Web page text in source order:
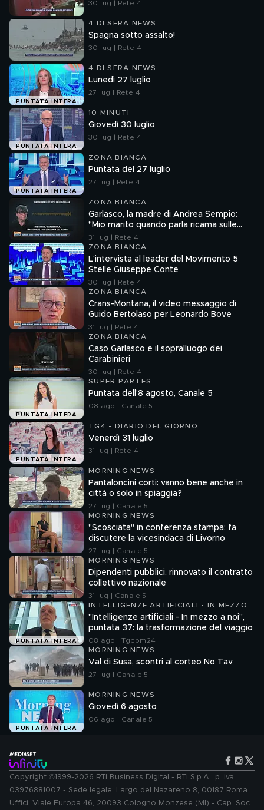
30 lug | Rete 4
4 DI SERA NEWS
Spagna sotto assalto!
30 lug | Rete 4
PUNTATA INTERA
4 DI SERA NEWS
Lunedì 27 luglio
27 lug | Rete 4
PUNTATA INTERA
10 MINUTI
Giovedì 30 luglio
30 lug | Rete 4
PUNTATA INTERA
ZONA BIANCA
Puntata del 27 luglio
27 lug | Rete 4
ZONA BIANCA
Garlasco, la madre di Andrea Sempio:
"Mio marito quando parla ricama sulle
cose"
31 lug | Rete 4
ZONA BIANCA
L'intervista al leader del Movimento 5
Stelle Giuseppe Conte
30 lug | Rete 4
ZONA BIANCA
Crans-Montana, il video messaggio di
Guido Bertolaso per Leonardo Bove
31 lug | Rete 4
ZONA BIANCA
Caso Garlasco e il sopralluogo dei
Carabinieri
30 lug | Rete 4
PUNTATA INTERA
SUPER PARTES
Puntata dell'8 agosto, Canale 5
08 ago | Canale 5
PUNTATA INTERA
TG4 - DIARIO DEL GIORNO
Venerdì 31 luglio
31 lug | Rete 4
MORNING NEWS
Pantaloncini corti: vanno bene anche in
città o solo in spiaggia?
27 lug | Canale 5
MORNING NEWS
"Scosciata" in conferenza stampa: fa
discutere la vicesindaca di Livorno
27 lug | Canale 5
MORNING NEWS
Dipendenti pubblici, rinnovato il contratto
collettivo nazionale
31 lug | Canale 5
PUNTATA INTERA
INTELLIGENZE ARTIFICIALI - IN MEZZO
A NOI
"Intelligenze artificiali - In mezzo a noi",
puntata 37: la trasformazione del viaggio
08 ago | Tgcom24
MORNING NEWS
Val di Susa, scontri al corteo No Tav
27 lug | Canale 5
PUNTATA INTERA
MORNING NEWS
Giovedì 6 agosto
06 ago | Canale 5
Copyright ©1999-2026 RTI Business Digital - RTI S.p.A.: p. iva
03976881007 - Sede legale: Largo del Nazareno 8, 00187 Roma.
Uffici: Viale Europa 46, 20093 Cologno Monzese (MI) - Cap. Soc.